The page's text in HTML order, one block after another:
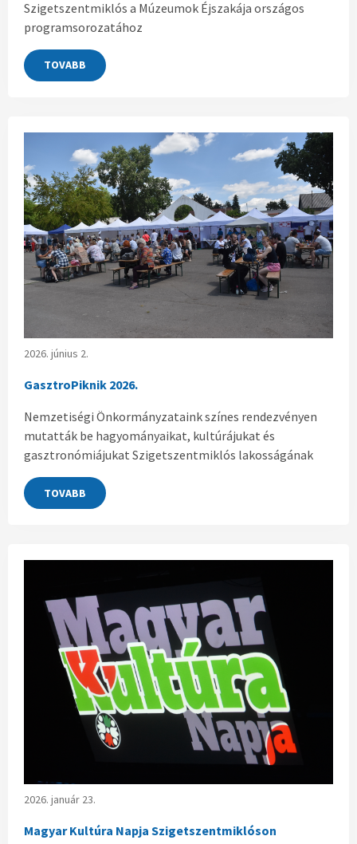
Szigetszentmiklós a Múzeumok Éjszakája országos
programsorozatához
TOVABB
2026. június 2.
GasztroPiknik 2026.
Nemzetiségi Önkormányzataink színes rendezvényen
mutatták be hagyományaikat, kultúrájukat és
gasztronómiájukat Szigetszentmiklós lakosságának
TOVABB
2026. január 23.
Magyar Kultúra Napja Szigetszentmiklóson